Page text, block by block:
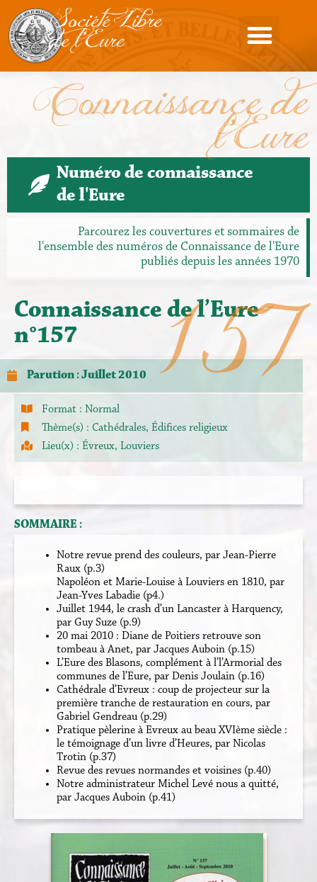
Société Libre
de l'Eure
Connaissance de
l'Eure
Numéro de connaissance
de l'Eure
Parcourez les couvertures et sommaires de
l'ensemble des numéros de Connaissance de l'Eure
publiés depuis les années 1970
Connaissance de l’Eure
n°157
Parution : Juillet 2010 157
Format : Normal
Thème(s) : Cathédrales, Édifices religieux
Lieu(x) : Évreux, Louviers
SOMMAIRE :
Notre revue prend des couleurs, par Jean-Pierre
Raux (p.3)
Napoléon et Marie-Louise à Louviers en 1810, par
Jean-Yves Labadie (p4.)
Juillet 1944, le crash d’un Lancaster à Harquency,
par Guy Suze (p.9)
20 mai 2010 : Diane de Poitiers retrouve son
tombeau à Anet, par Jacques Auboin (p.15)
L’Eure des Blasons, complément à l’l’Armorial des
communes de l’Eure, par Denis Joulain (p.16)
Cathédrale d’Evreux : coup de projecteur sur la
première tranche de restauration en cours, par
Gabriel Gendreau (p.29)
Pratique pèlerine à Evreux au beau XVIème siècle :
le témoignage d’un livre d’Heures, par Nicolas
Trotin (p.37)
Revue des revues normandes et voisines (p.40)
Notre administrateur Michel Levé nous a quitté,
par Jacques Auboin (p.41)